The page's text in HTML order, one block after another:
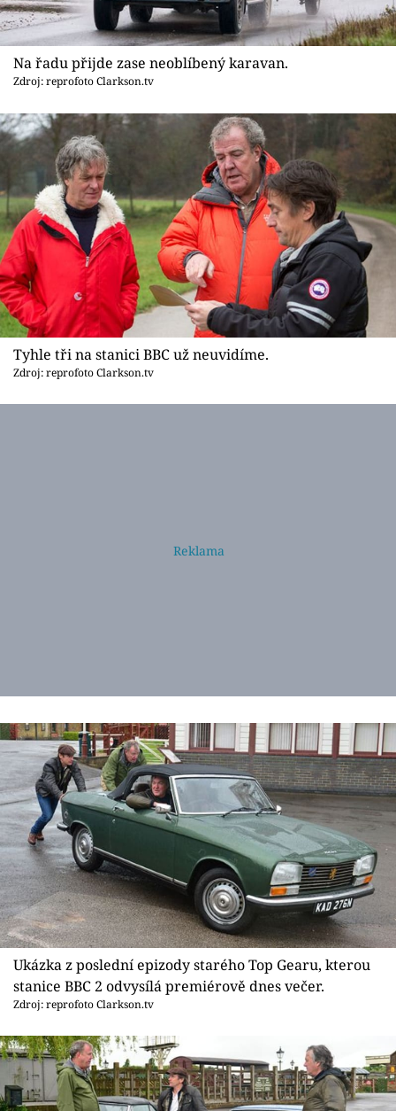
Na řadu přijde zase neoblíbený karavan.
Zdroj: reprofoto Clarkson.tv
Tyhle tři na stanici BBC už neuvidíme.
Zdroj: reprofoto Clarkson.tv
Ukázka z poslední epizody starého Top Gearu, kterou
stanice BBC 2 odvysílá premiérově dnes večer.
Zdroj: reprofoto Clarkson.tv